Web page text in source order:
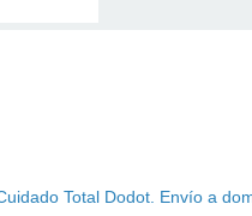
Total Dodot. Envío a